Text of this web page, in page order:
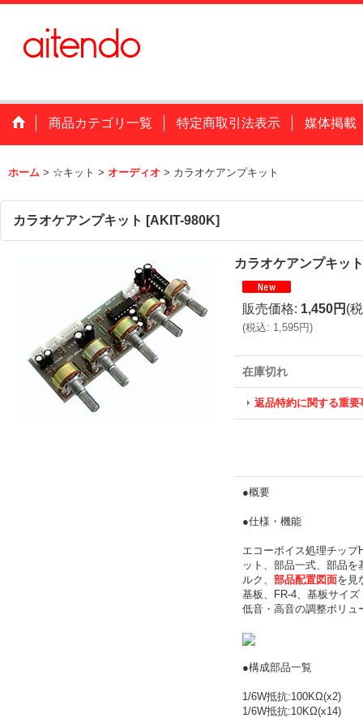
商品カテゴリ一覧 特定商取引法表示 媒体掲載
ホーム > ☆キット > オーディオ > カラオケアンプキット
カラオケアンプキット [AKIT-980K]
カラオケアンプキット
販売価格: 1,450円 (
(税込: 1,595円)
在庫切れ
返品特約に関する重要
●概要
●仕様・機能
エコーボイス処理チップ
ット、部品一式、部品
ルク、 部品配置図面を見
基板、FR-4、基板サイ
低音・高音の調整ボリュ
●構成部品一覧
1/6W抵抗:100KΩ(x2)
1/6W抵抗:10KΩ(x14)